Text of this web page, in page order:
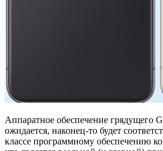
Аппаратное обеспечение грядущего
ожидается, наконец-то будет
классе программному обеспечению